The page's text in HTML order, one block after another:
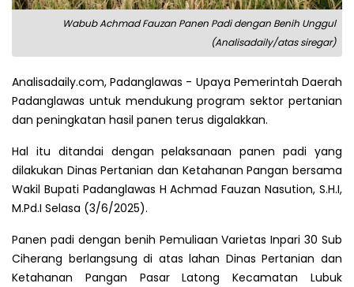
Wabub Achmad Fauzan Panen Padi dengan Benih Unggul
(Analisadaily/atas siregar)
Analisadaily.com, Padanglawas - Upaya Pemerintah Daerah
Padanglawas untuk mendukung program sektor pertanian
dan peningkatan hasil panen terus digalakkan.
Hal itu ditandai dengan pelaksanaan panen padi yang
dilakukan Dinas Pertanian dan Ketahanan Pangan bersama
Wakil Bupati Padanglawas H Achmad Fauzan Nasution, S.H.I,
M.Pd.I Selasa (3/6/2025).
Panen padi dengan benih Pemuliaan Varietas Inpari 30 Sub
Ciherang berlangsung di atas lahan Dinas Pertanian dan
Ketahanan Pangan Pasar Latong Kecamatan Lubuk